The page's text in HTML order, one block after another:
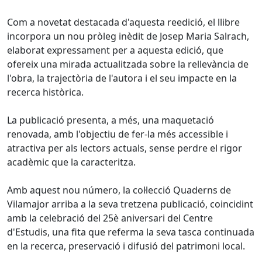
Com a novetat destacada d'aquesta reedició, el llibre
incorpora un nou pròleg inèdit de Josep Maria Salrach,
elaborat expressament per a aquesta edició, que
ofereix una mirada actualitzada sobre la rellevància de
l'obra, la trajectòria de l'autora i el seu impacte en la
recerca històrica.
La publicació presenta, a més, una maquetació
renovada, amb l'objectiu de fer-la més accessible i
atractiva per als lectors actuals, sense perdre el rigor
acadèmic que la caracteritza.
Amb aquest nou número, la col·lecció Quaderns de
Vilamajor arriba a la seva tretzena publicació, coincidint
amb la celebració del 25è aniversari del Centre
d'Estudis, una fita que referma la seva tasca continuada
en la recerca, preservació i difusió del patrimoni local.